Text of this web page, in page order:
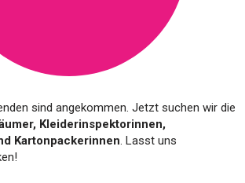
sind angekommen. Jetzt suchen wir die
Kleiderinspektorinnen,
Kartonpackerinnen. Lasst uns